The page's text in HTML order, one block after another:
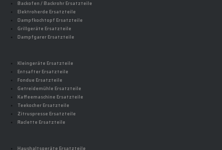
Backofen / Backrohr Ersatzteile
Elektroherde Ersatzteile
Dampfkochtopf Ersatzteile
Grillgeräte Ersatzteile
Dampfgarer Ersatzteile
Kleingeräte Ersatzteile
Entsafter Ersatzteile
Fondue Ersatzteile
Getreidemühle Ersatzteile
Kaffeemaschine Ersatzteile
Teekocher Ersatzteile
Zitruspresse Ersatzteile
Raclette Ersatzteile
Haushaltsgeräte Ersatzteile